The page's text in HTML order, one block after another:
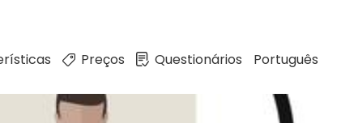
Preços Questionários Português